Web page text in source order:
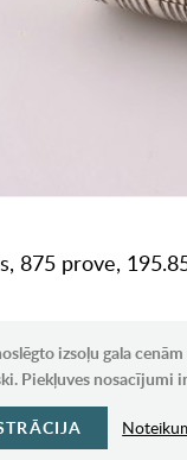
875 prove,
izsoļu gala
Piekļuves nosacījumi